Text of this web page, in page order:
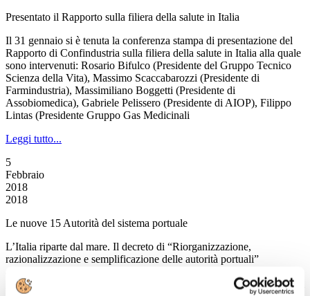
Presentato il Rapporto sulla filiera della salute in Italia
Il 31 gennaio si è tenuta la conferenza stampa di presentazione del
Rapporto di Confindustria sulla filiera della salute in Italia alla quale
sono intervenuti: Rosario Bifulco (Presidente del Gruppo Tecnico
Scienza della Vita), Massimo Scaccabarozzi (Presidente di
Farmindustria), Massimiliano Boggetti (Presidente di
Assobiomedica), Gabriele Pelissero (Presidente di AIOP), Filippo
Lintas (Presidente Gruppo Gas Medicinali
Leggi tutto...
5
Febbraio
2018
2018
Le nuove 15 Autorità del sistema portuale
L’Italia riparte dal mare. Il decreto di “Riorganizzazione,
razionalizzazione e semplificazione delle autorità portuali”
guidati da 15 Autorità di sistema portuale, centri decisionali strategici